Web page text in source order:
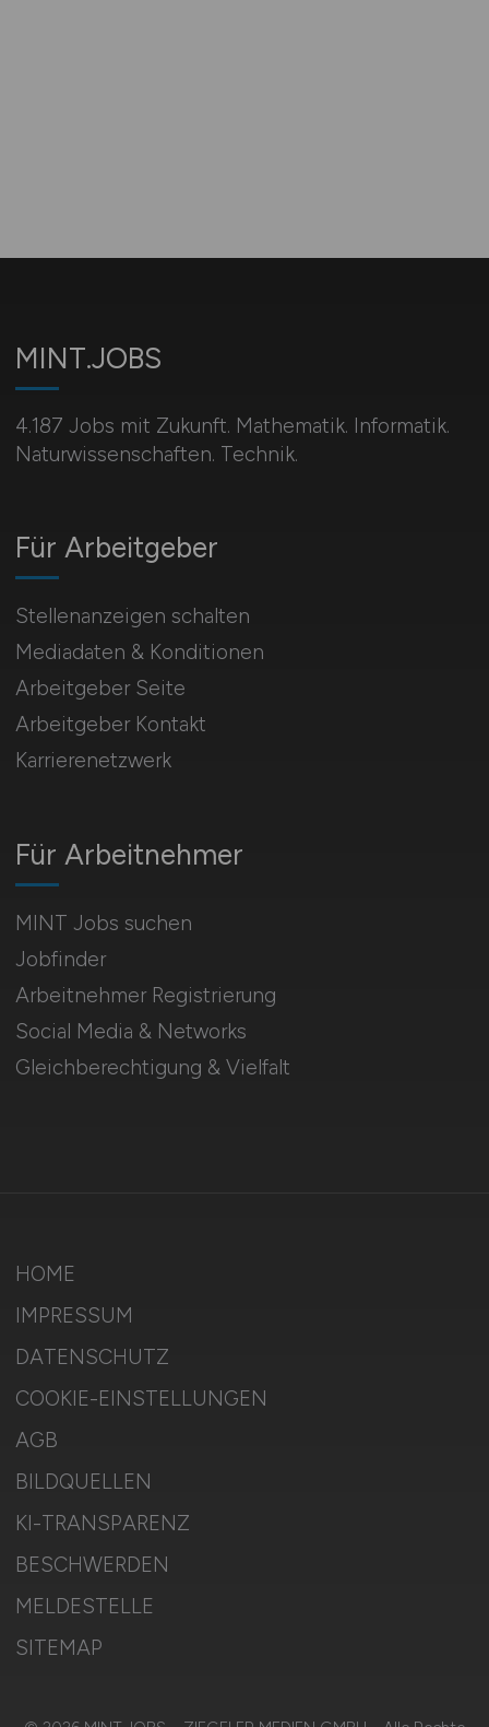
MINT.JOBS
4.187 Jobs mit Zukunft. Mathematik. Informatik.
Naturwissenschaften. Technik.
Für Arbeitnehmer
MINT Jobs suchen
Jobfinder
Arbeitnehmer Registrierung
Social Media & Networks
Gleichberechtigung & Vielfalt
Für Arbeitgeber
Stellenanzeigen schalten
Mediadaten & Konditionen
Arbeitgeber Seite
Arbeitgeber Kontakt
Karrierenetzwerk
HOME
IMPRESSUM
DATENSCHUTZ
COOKIE-EINSTELLUNGEN
AGB
BILDQUELLEN
KI-TRANSPARENZ
BESCHWERDEN
MELDESTELLE
SITEMAP